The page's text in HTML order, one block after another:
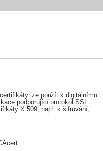
lze použít k digitálnímu
podporující protokol SSL
X.509, např. k šifrování,